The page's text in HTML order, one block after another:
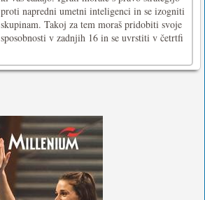
proti napredni umetni inteligenci in se izogniti
skupinam. Takoj za tem moraš pridobiti svoje
sposobnosti v zadnjih 16 in se uvrstiti v četrtfi